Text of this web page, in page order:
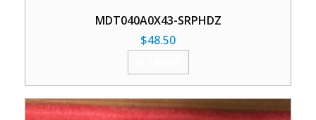
MDT040A0X43-SRPHDZ
$48.50